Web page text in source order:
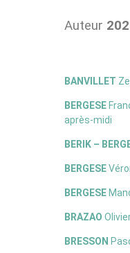
Auteur
BANVILLET
BERGESE
après-midi
BERIK –
BERGESE
BERGESE
BRAZAO
BRESSON